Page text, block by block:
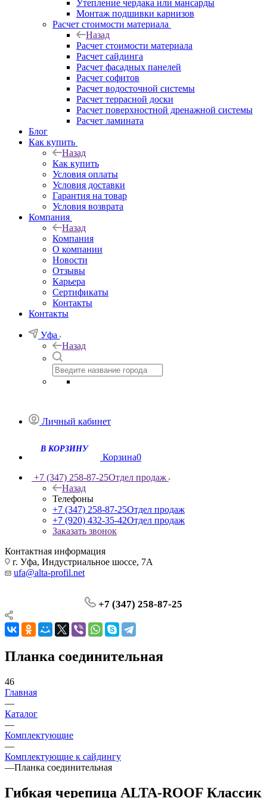
Утепление чердака или мансарды
Монтаж подшивки карнизов
Расчет стоимости материала
Назад
Расчет стоимости материала
Расчет сайдинга
Расчет фасадных панелей
Расчет софитов
Расчет водосточной системы
Расчет террасной доски
Расчет поверхностной дренажной системы
Расчет ламината
Блог
Как купить
Назад
Как купить
Условия оплаты
Условия доставки
Гарантия на товар
Условия возврата
Компания
Назад
Компания
О компании
Новости
Отзывы
Карьера
Сертификаты
Контакты
Контакты
Уфа
Назад
Личный кабинет
Корзина0
+7 (347) 258-87-25Отдел продаж
Назад
Телефоны
+7 (347) 258-87-25Отдел продаж
+7 (920) 432-35-42Отдел продаж
Заказать звонок
Контактная информация
г. Уфа, Индустриальное шоссе, 7А
ufa@alta-profil.net
+7 (347) 258-87-25
Планка соединительная
46
Главная
—
Каталог
—
Комплектующие
—
Комплектующие к сайдингу
—Планка соединительная
Гибкая черепица ALTA-ROOF Классик